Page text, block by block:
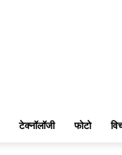
टेक्नॉलॉजी फोटो